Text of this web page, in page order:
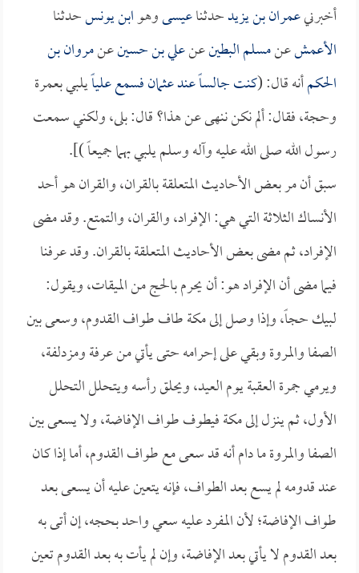
أخبرنيعمران بن يزيدحدثناعيسىوهوابن يونسحدثنا
الأعمشعنمسلم البطينعنعلي بن حسينعنمروان بن
الحكمأنه قال: (كنت جالساً عندعثمانفسمععلياًيلبي بعمرة
وحجة، فقال: ألم نكن ننهى عن هذا؟ قال: بلى، ولكني سمعت
رسول الله صلى الله عليه وآله وسلم يلبي بهما جميعاً )].
سبق أن مر بعض الأحاديث المتعلقة بالقران، والقران هو أحد
الأنساك الثلاثة التي هي: الإفراد، والقران، والتمتع. وقد مضى
الإفراد، ثم مضى بعض الأحاديث المتعلقة بالقران. وقد عرفنا
فيما مضى أن الإفراد هو: أن يحرم بالحج من الميقات، ويقول:
لبيك حجاً، وإذا وصل إلى مكة طاف طواف القدوم، وسعى بين
الصفا والمروة وبقي على إحرامه حتى يأتي من عرفة ومزدلفة،
ويرمي جمرة العقبة يوم العيد، ويحلق رأسه ويتحلل التحلل
الأول، ثم ينزل إلى مكة فيطوف طواف الإفاضة، ولا يسعى بين
الصفا والمروة ما دام أنه قد سعى مع طواف القدوم، أما إذا كان
عند قدومه لم يسع بعد الطواف، فإنه يتعين عليه أن يسعى بعد
طواف الإفاضة؛ لأن المفرد عليه سعي واحد بحجه، إن أتى به
بعد القدوم لا يأتي بعد الإفاضة، وإن لم يأت به بعد القدوم تعين